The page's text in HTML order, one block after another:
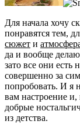
Для начала хочу
понравятся тем,
сюжет и
да и вообще
зато все они есть
совершенно за
попробовать. И я
вам настроение
добрые
из детства.